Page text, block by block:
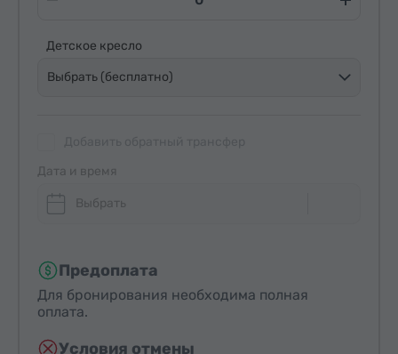
Детское кресло
Выбрать (бесплатно)
Дата и время
Выбрать
Предоплата
Для бронирования необходима полная
оплата.
Условия отмены